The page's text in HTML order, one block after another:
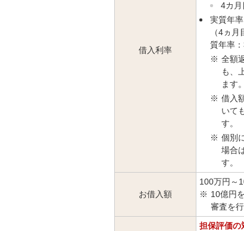
借入利率
4カ月
実質年
（4ヵ
質年率
※ 全額
も、
ます。
※ 借入
いて
す。
※ 個別
場合
す。
お借入額
100万円～
※ 10億円
審査を行
担保評価の